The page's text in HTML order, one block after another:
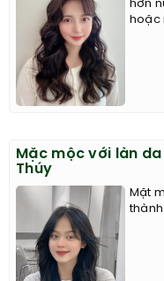
hơn
hoặc
Mặc mộc với làn
Thúy
Mặt